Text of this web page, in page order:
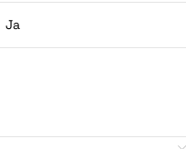
Ja